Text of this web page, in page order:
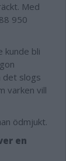
Med
950
kunde bli
det slogs
varken vill
ödmjukt.
en